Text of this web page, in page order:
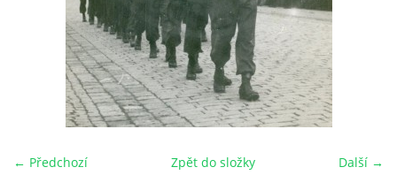
Kontakt:
tel. 773 916 275
info@domdej.cz
--------------------------------------------------------------
Tento projekt je realizován za finanční podpory
města Domažlice.
← Předchozí Další →
Zpět do složky